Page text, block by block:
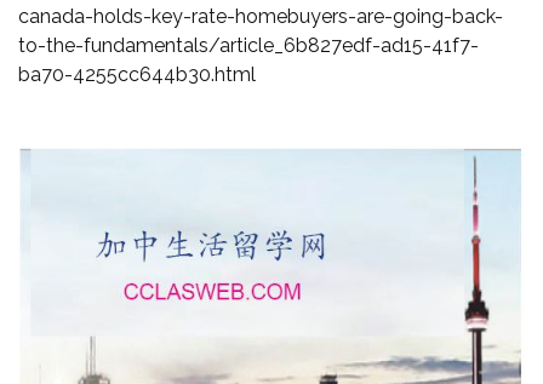
canada-holds-key-rate-homebuyers-are-going-back-
to-the-fundamentals/article_6b827edf-ad15-41f7-
ba70-4255cc644b30.html